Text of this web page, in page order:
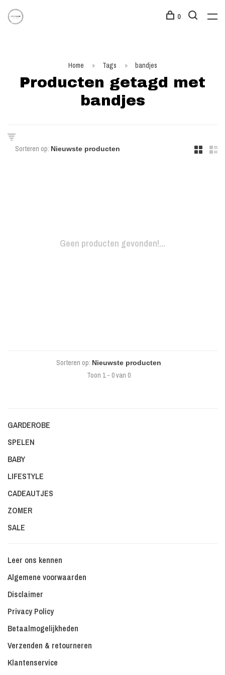
0
Home Tags bandjes
Producten getagd met
bandjes
Sorteren op:
Geen producten gevonden!...
Sorteren op:
Toon 1 - 0 van 0
GARDEROBE
SPELEN
BABY
LIFESTYLE
CADEAUTJES
ZOMER
SALE
Leer ons kennen
Algemene voorwaarden
Disclaimer
Privacy Policy
Betaalmogelijkheden
Verzenden & retourneren
Klantenservice